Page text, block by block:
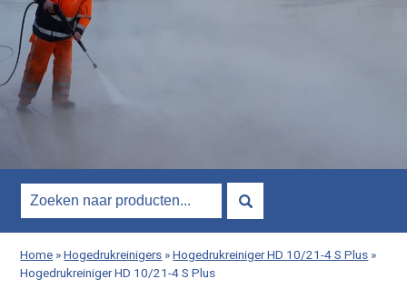
Home»Hogedrukreinigers»Hogedrukreiniger HD 10/21-4 S Plus»
Hogedrukreiniger HD 10/21-4 S Plus